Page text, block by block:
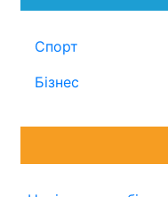
Спорт
Бізнес